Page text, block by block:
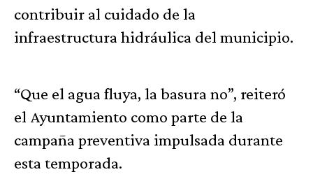
contribuir al cuidado de la
infraestructura hidráulica del municipio.
“Que el agua fluya, la basura no”, reiteró
el Ayuntamiento como parte de la
campaña preventiva impulsada durante
esta temporada.